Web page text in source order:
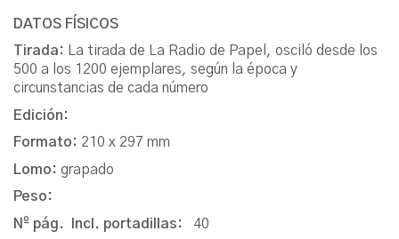
DATOS FÍSICOS
Tirada: La tirada de La Radio de Papel, osciló desde los
500 a los 1200 ejemplares, según la época y
circunstancias de cada número
Edición:
Formato: 210 x 297 mm
Lomo: grapado
Peso:
Nº pág. Incl. portadillas: 40